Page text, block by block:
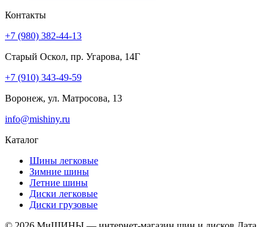
Контакты
+7 (980) 382-44-13
Старый Оскол, пр. Угарова, 14Г
+7 (910) 343-49-59
Воронеж, ул. Матросова, 13
info@mishiny.ru
Каталог
Шины легковые
Зимние шины
Летние шины
Диски легковые
Диски грузовые